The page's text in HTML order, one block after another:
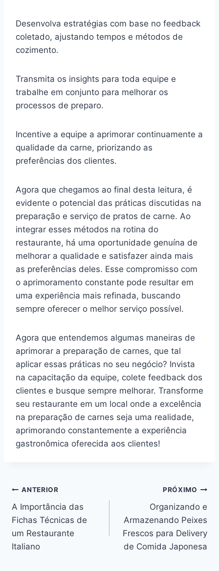
Desenvolva estratégias com base no feedback
coletado, ajustando tempos e métodos de
cozimento.
Transmita os insights para toda equipe e
trabalhe em conjunto para melhorar os
processos de preparo.
Incentive a equipe a aprimorar continuamente a
qualidade da carne, priorizando as
preferências dos clientes.
Agora que chegamos ao final desta leitura, é
evidente o potencial das práticas discutidas na
preparação e serviço de pratos de carne. Ao
integrar esses métodos na rotina do
restaurante, há uma oportunidade genuína de
melhorar a qualidade e satisfazer ainda mais
as preferências deles. Esse compromisso com
o aprimoramento constante pode resultar em
uma experiência mais refinada, buscando
sempre oferecer o melhor serviço possível.
Agora que entendemos algumas maneiras de
aprimorar a preparação de carnes, que tal
aplicar essas práticas no seu negócio? Invista
na capacitação da equipe, colete feedback dos
clientes e busque sempre melhorar. Transforme
seu restaurante em um local onde a excelência
na preparação de carnes seja uma realidade,
aprimorando constantemente a experiência
gastronômica oferecida aos clientes!
ANTERIOR
A Importância das
Fichas Técnicas de
um Restaurante
Italiano
PRÓXIMO
Organizando e
Armazenando Peixes
Frescos para Delivery
de Comida Japonesa